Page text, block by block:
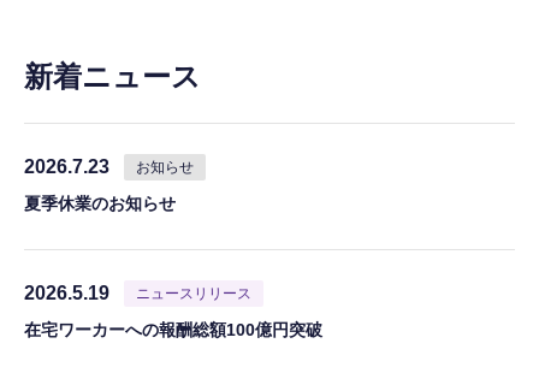
新着ニュース
2026.7.23 お知らせ
夏季休業のお知らせ
2026.5.19 ニュースリリース
在宅ワーカーへの報酬総額100億円突破